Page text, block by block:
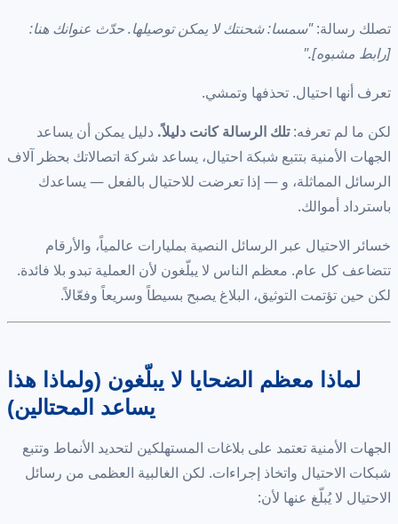
تصلك رسالة:"سمسا: شحنتك لا يمكن توصيلها. حدّث عنوانك هنا:
[رابط مشبوه]."
تعرف أنها احتيال. تحذفها وتمشي.
لكن ما لم تعرفه:تلك الرسالة كانت دليلاً. دليل يمكن أن يساعد
الجهات الأمنية بتتبع شبكة احتيال، يساعد شركة اتصالاتك بحظر آلاف
الرسائل المماثلة، و — إذا تعرضت للاحتيال بالفعل — يساعدك
باسترداد أموالك.
خسائر الاحتيال عبر الرسائل النصية بمليارات عالمياً، والأرقام
تتضاعف كل عام. معظم الناس لا يبلّغون لأن العملية تبدو بلا فائدة.
لكن حين تؤتمت التوثيق، البلاغ يصبح بسيطاً وسريعاً وفعّالاً.
لماذا معظم الضحايا لا يبلّغون (ولماذا هذا
يساعد المحتالين)
الجهات الأمنية تعتمد على بلاغات المستهلكين لتحديد الأنماط وتتبع
شبكات الاحتيال واتخاذ إجراءات. لكن الغالبية العظمى من رسائل
الاحتيال لا يُبلّغ عنها لأن: